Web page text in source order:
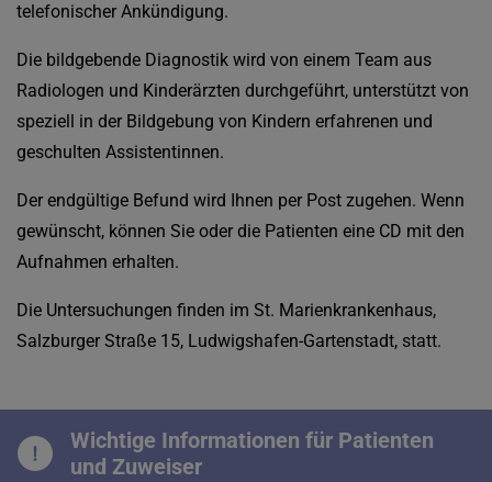
telefonischer Ankündigung.
Die bildgebende Diagnostik wird von einem Team aus
Radiologen und Kinderärzten durchgeführt, unterstützt von
speziell in der Bildgebung von Kindern erfahrenen und
geschulten Assistentinnen.
Der endgültige Befund wird Ihnen per Post zugehen. Wenn
gewünscht, können Sie oder die Patienten eine CD mit den
Aufnahmen erhalten.
Die Untersuchungen finden im St. Marienkrankenhaus,
Salzburger Straße 15, Ludwigshafen-Gartenstadt, statt.
Wichtige Informationen für Patienten
und Zuweiser